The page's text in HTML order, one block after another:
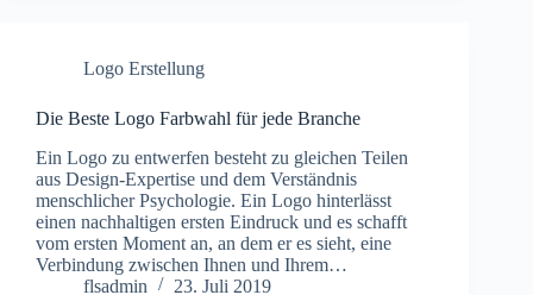
Logo Erstellung
Die Beste Logo Farbwahl für jede Branche
Ein Logo zu entwerfen besteht zu gleichen Teilen
aus Design-Expertise und dem Verständnis
menschlicher Psychologie. Ein Logo hinterlässt
einen nachhaltigen ersten Eindruck und es schafft
vom ersten Moment an, an dem er es sieht, eine
Verbindung zwischen Ihnen und Ihrem…
flsadmin
23. Juli 2019